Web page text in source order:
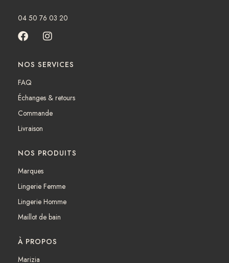
04 50 76 03 20
F
c
e
b
o
k
I
s
t
r
a
NOS SERVICES
FAQ
Échanges & retours
Commande
Livraison
NOS PRODUITS
Marques
Lingerie Femme
Lingerie Homme
Maillot de bain
À PROPOS
Marizia